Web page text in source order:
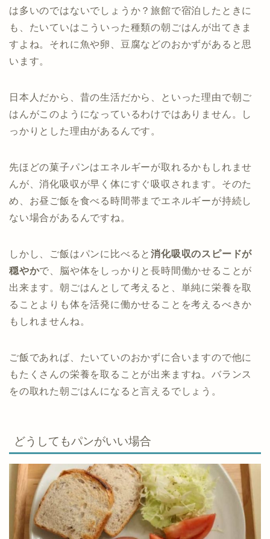
は多いのではないでしょうか？旅館で宿泊したときに
も、たいていはこういった種類の朝ごはんが出てきま
すよね。それに魚や卵、豆腐などのおかずがあると思
います。
日本人だから、昔の生活だから、といった理由で朝ご
はんがこのようになっているわけではありません。し
っかりとした理由があるんです。
先ほどの菓子パンはエネルギーが取れるかもしれませ
んが、消化吸収が早く体にすぐ吸収されます。そのた
め、お昼ご飯を食べる時間帯までエネルギーが持続し
ない場合があるんですね。
しかし、ご飯はパンに比べると消化吸収のスピードが
穏やかで、脳や体をしっかりと長時間働かせることが
出来ます。朝ごはんとして考えると、単純に栄養を取
ることよりも体を活発に働かせることを考えるべきか
もしれませんね。
ご飯であれば、たいていのおかずに合いますので他に
もたくさんの栄養を取ることが出来ますね。バランス
をの取れた朝ごはんになると言えるでしょう。
どうしてもパンがいい場合